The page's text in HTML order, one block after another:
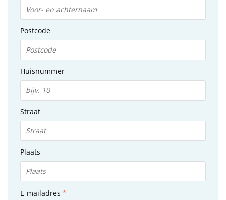
Postcode
Huisnummer
Straat
Plaats
E-mailadres